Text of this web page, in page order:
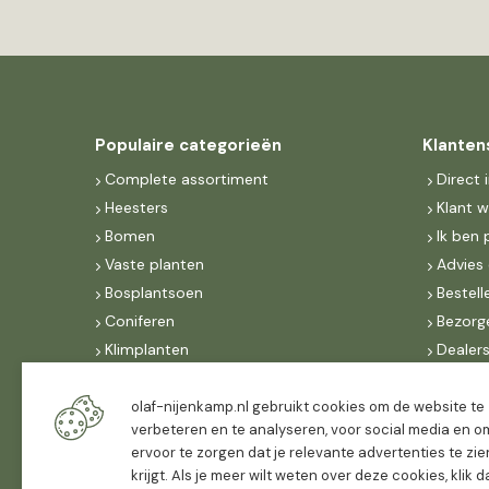
Populaire categorieën
Complete assortiment
Heesters
Bomen
Vaste planten
Bosplantsoen
Coniferen
Klimplanten
Dak, lei- & vormbomen
Dealers
Direct
Klant
Ik ben
Dealers
FAQ
olaf-nijenkamp.nl gebruikt cookies om de website te
verbeteren en te analyseren, voor social media en
ervoor te zorgen dat je relevante advertenties te
krijgt. Als je meer wilt weten over deze cookies, klik